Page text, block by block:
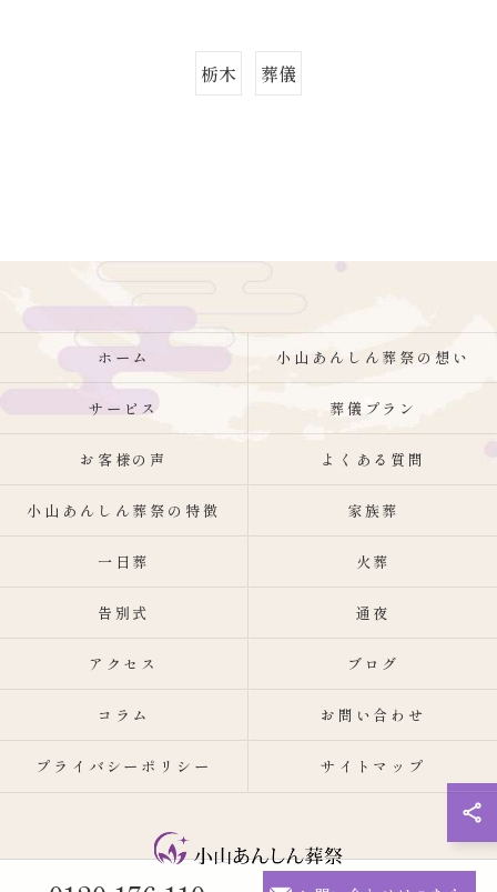
栃木 葬儀
ホーム 小山あんしん葬祭の想い
サービス 葬儀プラン
お客様の声 よくある質問
小山あんしん葬祭の特徴 家族葬
一日葬 火葬
告別式 通夜
アクセス ブログ
コラム お問い合わせ
プライバシーポリシー サイトマップ